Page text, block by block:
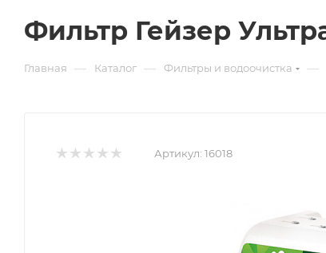
Фильтр Гейзер
Главная — Каталог — Фильтры и водоочистка —
Артикул: 16018